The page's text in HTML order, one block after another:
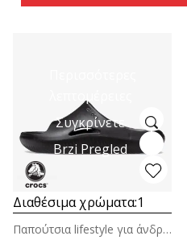
Συγκρίνετε
Brzi Pregled
Διαθέσιμα χρώματα:1
Παπούτσια lifestyle για άνδρες